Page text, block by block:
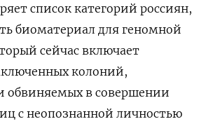
список категорий россиян,
биоматериал для геномной
сейчас включает
колоний,
обвиняемых в совершении
с неопознанной личностью